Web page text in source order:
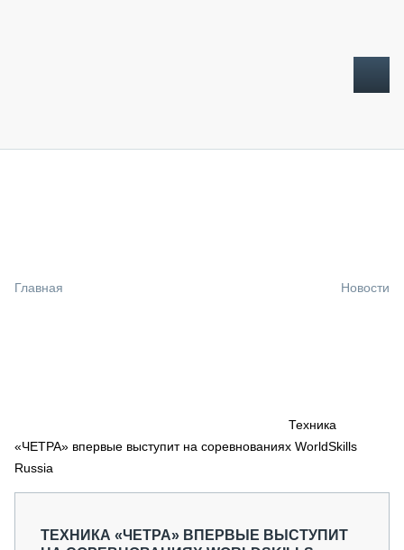
СПЕЦПРОЕКТЫ
МЕРОПРИЯТИЯ
СТАТЬИ ПО КАТЕГОРИЯМ ТЕХНИКИ
Главная Новости
Техника
«ЧЕТРА» впервые выступит на соревнованиях WorldSkills
Russia
ТЕХНИКА «ЧЕТРА» ВПЕРВЫЕ ВЫСТУПИТ